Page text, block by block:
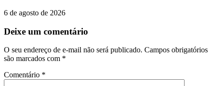
6 de agosto de 2026
Deixe um comentário
O seu endereço de e-mail não será publicado. Campos obrigatórios
são marcados com *
Comentário *